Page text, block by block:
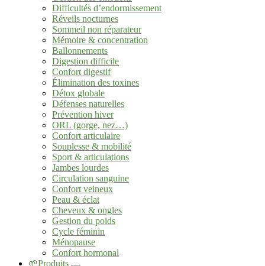
Difficultés d’endormissement
Réveils nocturnes
Sommeil non réparateur
Mémoire & concentration
Ballonnements
Digestion difficile
Confort digestif
Élimination des toxines
Détox globale
Défenses naturelles
Prévention hiver
ORL (gorge, nez…)
Confort articulaire
Souplesse & mobilité
Sport & articulations
Jambes lourdes
Circulation sanguine
Confort veineux
Peau & éclat
Cheveux & ongles
Gestion du poids
Cycle féminin
Ménopause
Confort hormonal
🌱Produits